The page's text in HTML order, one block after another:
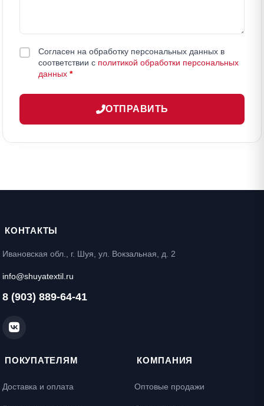
Согласен на обработку персональных данных в
соответствии с политикой обработки персональных
данных *
ОТПРАВИТЬ
КОНТАКТЫ
Ивановская обл., г. Шуя, ул. Вокзальная, д. 2
info@shuyatextil.ru
8 (903) 889-64-41
ПОКУПАТЕЛЯМ
Доставка и оплата
КОМПАНИЯ
Оптовые продажи